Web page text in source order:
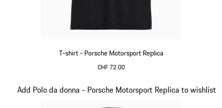
T-shirt - Porsche Motorsport Replica
CHF 72.00
Add Polo da donna - Porsche Motorsport Replica to wishlist
Diapositiva 9 di 20